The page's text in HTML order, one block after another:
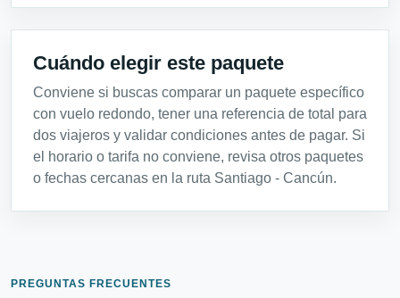
Cuándo elegir este paquete
Conviene si buscas comparar un paquete específico
con vuelo redondo, tener una referencia de total para
dos viajeros y validar condiciones antes de pagar. Si
el horario o tarifa no conviene, revisa otros paquetes
o fechas cercanas en la ruta Santiago - Cancún.
PREGUNTAS FRECUENTES